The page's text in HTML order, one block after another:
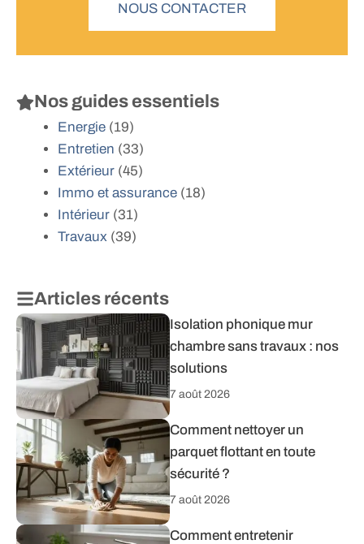
NOUS CONTACTER
Nos guides essentiels
Energie (19)
Entretien (33)
Extérieur (45)
Immo et assurance (18)
Intérieur (31)
Travaux (39)
Articles récents
Isolation phonique mur
chambre sans travaux : nos
solutions
7 août 2026
Comment nettoyer un
parquet flottant en toute
sécurité ?
7 août 2026
Comment entretenir